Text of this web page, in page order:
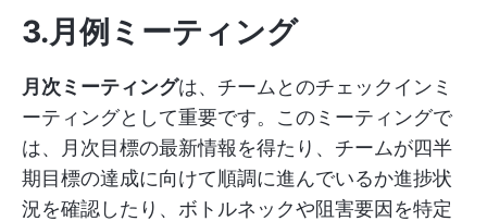
3.月例ミーティング
月次ミーティングは、チームとのチェックインミ
ーティングとして重要です。このミーティングで
は、月次目標の最新情報を得たり、チームが四半
期目標の達成に向けて順調に進んでいるか進捗状
況を確認したり、ボトルネックや阻害要因を特定